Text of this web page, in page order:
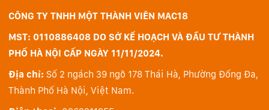
CÔNG TY TNHH MỘT THÀNH VIÊN MAC18
MST: 0110886408 DO SỞ KẾ HOẠCH VÀ ĐẦU TƯ THÀNH
PHỐ HÀ NỘI CẤP NGÀY 11/11/2024.
Địa chỉ: Số 2 ngách 39 ngõ 178 Thái Hà, Phường Đống Đa,
Thành Phố Hà Nội, Việt Nam.